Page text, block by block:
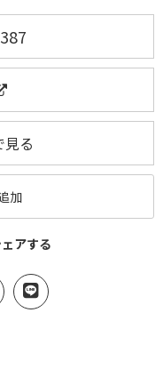
見る
加
アする